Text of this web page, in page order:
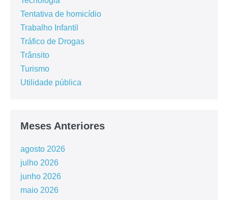
Tentativa de homicídio
Trabalho Infantil
Tráfico de Drogas
Trânsito
Turismo
Utilidade pública
Meses Anteriores
agosto 2026
julho 2026
junho 2026
maio 2026